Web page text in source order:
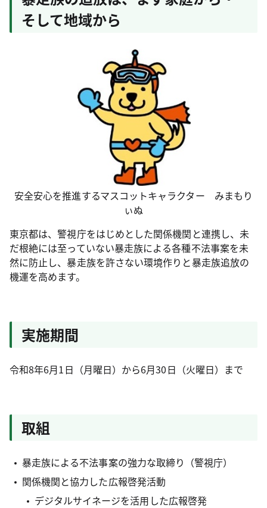
そして地域から
安全安心を推進するマスコットキャラクター みまもり
ぃぬ
東京都は、警視庁をはじめとした関係機関と連携し、未
だ根絶には至っていない暴走族による各種不法事案を未
然に防止し、暴走族を許さない環境作りと暴走族追放の
機運を高めます。
実施期間
令和8年6月1日（月曜日）から6月30日（火曜日）まで
取組
暴走族による不法事案の強力な取締り（警視庁）
関係機関と協力した広報啓発活動
デジタルサイネージを活用した広報啓発